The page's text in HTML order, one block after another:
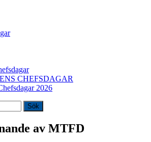
CHEFSDAGAR
2026
av MTFD